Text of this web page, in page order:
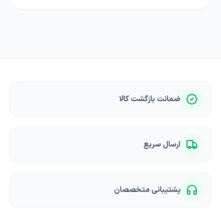
ضمانت بازگشت کالا
ارسال سریع
پشتیبانی متخصصان